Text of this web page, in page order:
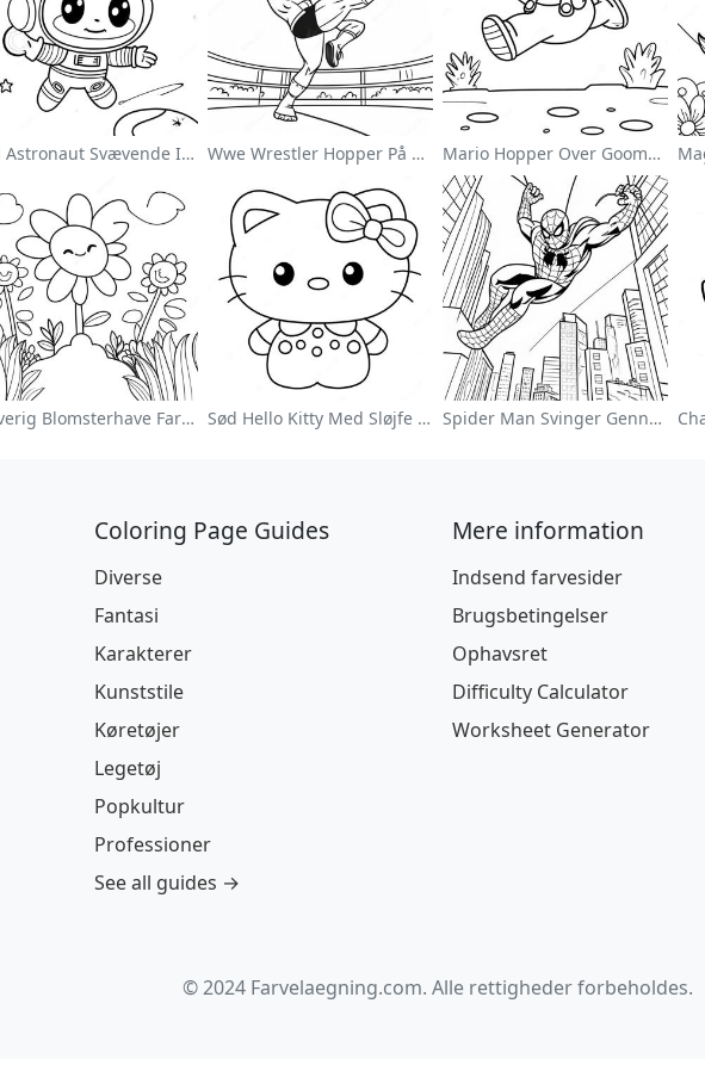
Sød Astronaut Svævende I Rummet Farvelægningsside Wwe Wrestler Hopper På Modstander Farvelægningsside Mario Hopper Over Goombas Farvelægningsside
Farverig Blomsterhave Farvelægningsside Sød Hello Kitty Med Sløjfe Farvelægningsside Spider Man Svinger Gennem Byen Farvelægningsside
Coloring Page Guides
Diverse
Fantasi
Karakterer
Kunststile
Køretøjer
Legetøj
Popkultur
Professioner
See all guides →
Mere information
Indsend farvesider
Brugsbetingelser
Ophavsret
Difficulty Calculator
Worksheet Generator
© 2024 Farvelaegning.com. Alle rettigheder forbeholdes.